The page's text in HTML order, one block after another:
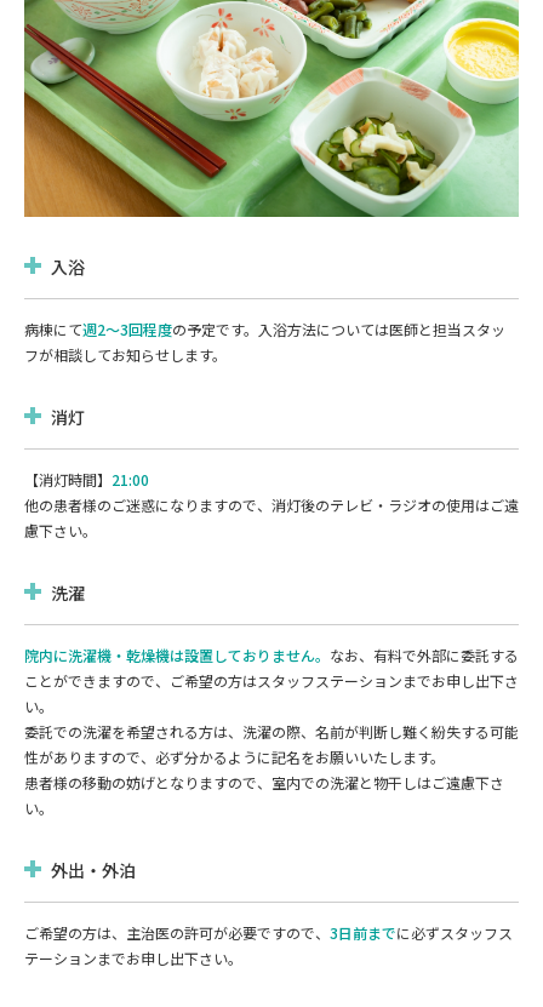
入浴
病棟にて週2～3回程度の予定です。入浴方法については医師と担当スタッ
フが相談してお知らせします。
消灯
【消灯時間】 21:00
他の患者様のご迷惑になりますので、消灯後のテレビ・ラジオの使用はご遠
慮下さい。
洗濯
院内に洗濯機・乾燥機は設置しておりません。 なお、有料で外部に委託する
ことができますので、ご希望の方はスタッフステーションまでお申し出下さ
い。
委託での洗濯を希望される方は、洗濯の際、名前が判断し難く紛失する可能
性がありますので、必ず分かるように記名をお願いいたします。
患者様の移動の妨げとなりますので、室内での洗濯と物干しはご遠慮下さ
い。
外出・外泊
ご希望の方は、主治医の許可が必要ですので、 3日前までに必ずスタッフス
テーションまでお申し出下さい。